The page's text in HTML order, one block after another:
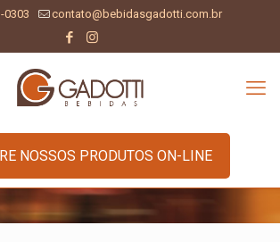
0303 contato@bebidasgadotti.com.br
NOSSOS PRODUTOS ON-LINE